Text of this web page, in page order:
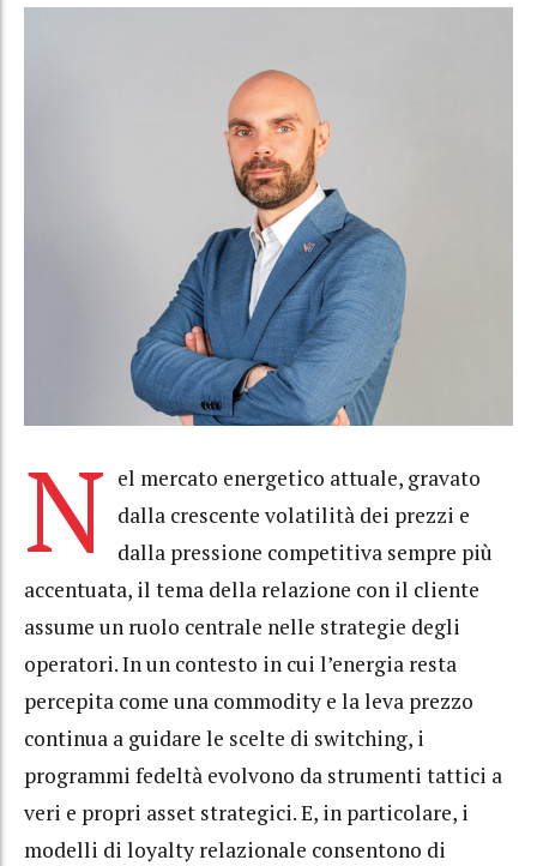
N el mercato energetico attuale, gravato
dalla crescente volatilità dei prezzi e
dalla pressione competitiva sempre più
accentuata, il tema della relazione con il cliente
assume un ruolo centrale nelle strategie degli
operatori. In un contesto in cui l’energia resta
percepita come una commodity e la leva prezzo
continua a guidare le scelte di switching, i
programmi fedeltà evolvono da strumenti tattici a
veri e propri asset strategici. E, in particolare, i
modelli di loyalty relazionale consentono di